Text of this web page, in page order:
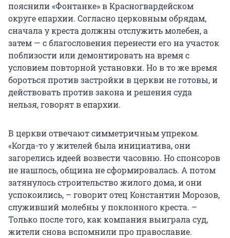
пояснили «Фонтанке» в Красногвардейском
округе епархии. Согласно церковным обрядам,
сначала у креста должны отслужить молебен, а
затем — с благословения перенести его на участок
поблизости или демонтировать на время с
условием повторной установки. Но в то же время
бороться против застройки в церкви не готовы, и
действовать против закона и решения суда
нельзя, говорят в епархии.
В церкви отвечают симметричным упреком.
«Когда-то у жителей была инициатива, они
загорелись идеей возвести часовню. Но спонсоров
не нашлось, община не сформировалась. А потом
затянулось строительство жилого дома, и они
успокоились, – говорит отец Константин Морозов,
служивший молебны у поклонного креста. –
Только после того, как компания выиграла суд,
жители снова вспомнили про православие.